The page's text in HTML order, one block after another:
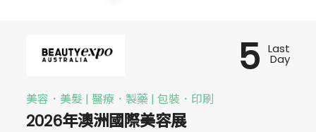
美容．美髮 | 醫療．製藥 | 包裝．印刷
2026年澳洲國際美容展
5 Last
Day